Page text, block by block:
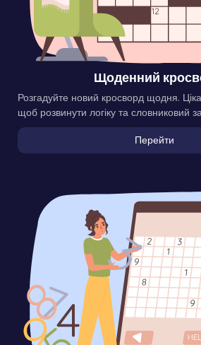
Щоденний
Розгадуйте новий кросворд щодня.
щоб розвинути логіку та словниковий
Перейти